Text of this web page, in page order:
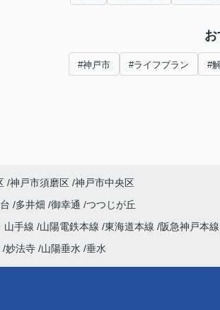
#神戸市 #ライフプラン #
神戸市須磨区 神戸市中央区
多井畑 御幸通
つつじが丘
山手線 山陽電鉄本線 東海道本線 阪急神戸本線
妙法寺 山陽垂水 垂水